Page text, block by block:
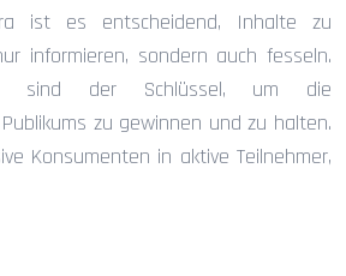
ist es entscheidend, Inhalte zu
informieren, sondern auch fesseln.
sind der Schlüssel, um die
zu gewinnen und zu halten.
Konsumenten in aktive Teilnehmer,